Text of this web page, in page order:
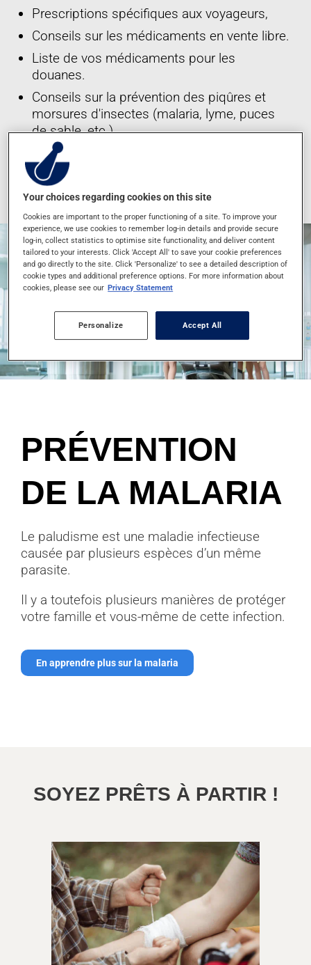
Prescriptions spécifiques aux voyageurs,
Conseils sur les médicaments en vente libre.
Liste de vos médicaments pour les
douanes.
Conseils sur la prévention des piqûres et
morsures d'insectes (malaria, lyme, puces
de sable, etc.)
*Ces services sont offerts dans les succursales participantes
seulement
PRÉVENTION
DE LA MALARIA
Le paludisme est une maladie infectieuse
causée par plusieurs espèces d’un même
parasite.
Il y a toutefois plusieurs manières de protéger
votre famille et vous-même de cette infection.
En apprendre plus sur la malaria
SOYEZ PRÊTS À PARTIR !
Your choices regarding cookies on this site
Cookies are important to the proper functioning of a site. To improve your
experience, we use cookies to remember log-in details and provide secure
log-in, collect statistics to optimise site functionality, and deliver content
tailored to your interests. Click 'Accept All' to save your cookie preferences
and go directly to the site. Click 'Personalize' to see a detailed description of
cookie types and additional preference options. For more information about
cookies, please see our Privacy Statement
Personalize Accept All